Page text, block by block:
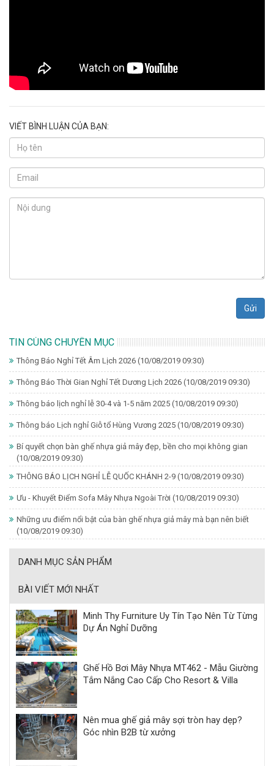
VIẾT BÌNH LUẬN CỦA BẠN:
Gửi
TIN CÙNG CHUYÊN MỤC
Thông Báo Nghỉ Tết Âm Lịch 2026 (10/08/2019 09:30)
Thông Báo Thời Gian Nghỉ Tết Dương Lịch 2026 (10/08/2019 09:30)
Thông báo lịch nghỉ lễ 30-4 và 1-5 năm 2025 (10/08/2019 09:30)
Thông báo Lịch nghỉ Giỗ tổ Hùng Vương 2025 (10/08/2019 09:30)
Bí quyết chọn bàn ghế nhựa giả mây đẹp, bền cho mọi không gian
(10/08/2019 09:30)
THÔNG BÁO LỊCH NGHỈ LỄ QUỐC KHÁNH 2-9 (10/08/2019 09:30)
Ưu - Khuyết Điểm Sofa Mây Nhựa Ngoài Trời (10/08/2019 09:30)
Những ưu điểm nổi bật của bàn ghế nhựa giả mây mà bạn nên biết
(10/08/2019 09:30)
DANH MỤC SẢN PHẨM
BÀI VIẾT MỚI NHẤT
Minh Thy Furniture Uy Tín Tạo Nên Từ Từng
Dự Án Nghỉ Dưỡng
Ghế Hồ Bơi Mây Nhựa MT462 - Mẫu Giường
Tắm Nắng Cao Cấp Cho Resort & Villa
Nên mua ghế giả mây sợi tròn hay dẹp?
Góc nhìn B2B từ xưởng